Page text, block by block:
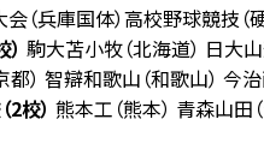
（兵庫国体）高校野球競技（
駒大苫小牧（北海道） 日大山
都） 智辯和歌山（和歌山） 今
校） 熊本工（熊本） 青森山田（